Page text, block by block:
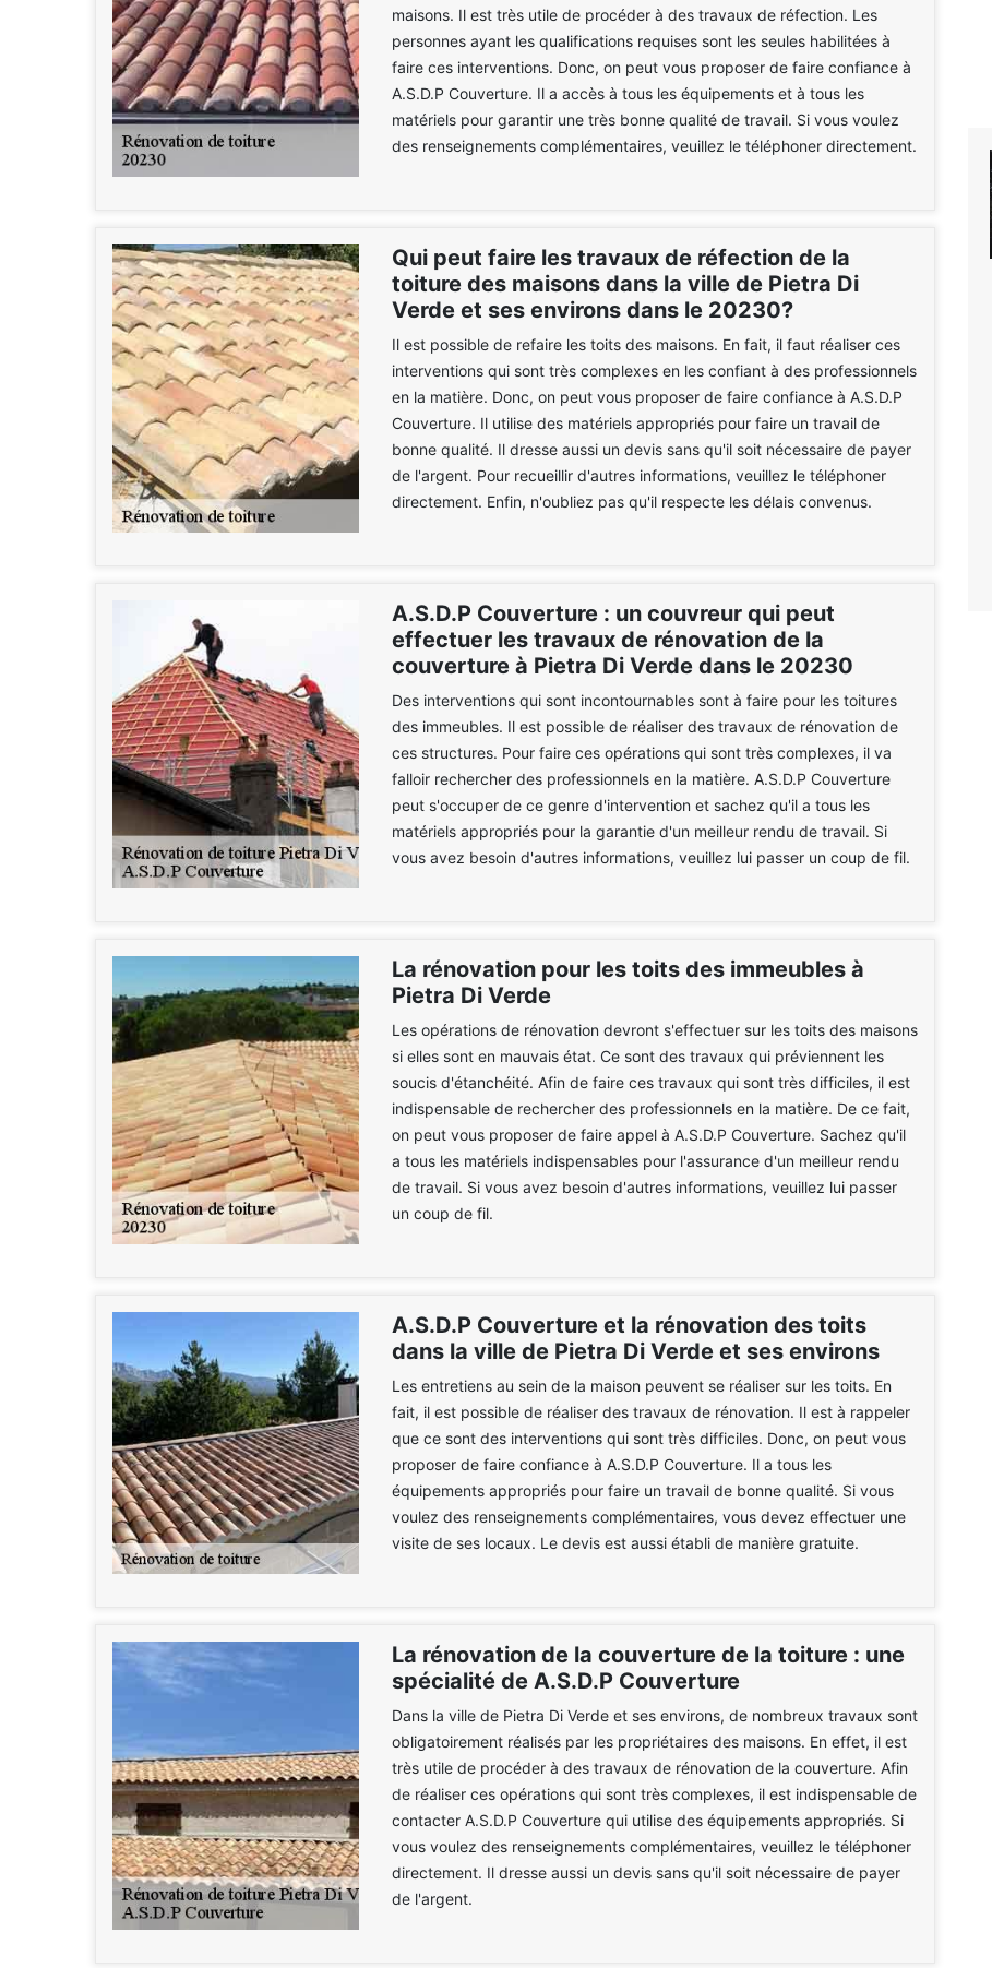
maisons. Il est très utile de procéder à des travaux de réfection. Les
personnes ayant les qualifications requises sont les seules habilitées à
faire ces interventions. Donc, on peut vous proposer de faire confiance à
A.S.D.P Couverture. Il a accès à tous les équipements et à tous les
matériels pour garantir une très bonne qualité de travail. Si vous voulez
des renseignements complémentaires, veuillez le téléphoner directement.
Qui peut faire les travaux de réfection de la
toiture des maisons dans la ville de Pietra Di
Verde et ses environs dans le 20230?
Il est possible de refaire les toits des maisons. En fait, il faut réaliser ces
interventions qui sont très complexes en les confiant à des professionnels
en la matière. Donc, on peut vous proposer de faire confiance à A.S.D.P
Couverture. Il utilise des matériels appropriés pour faire un travail de
bonne qualité. Il dresse aussi un devis sans qu'il soit nécessaire de payer
de l'argent. Pour recueillir d'autres informations, veuillez le téléphoner
directement. Enfin, n'oubliez pas qu'il respecte les délais convenus.
A.S.D.P Couverture : un couvreur qui peut
effectuer les travaux de rénovation de la
couverture à Pietra Di Verde dans le 20230
Des interventions qui sont incontournables sont à faire pour les toitures
des immeubles. Il est possible de réaliser des travaux de rénovation de
ces structures. Pour faire ces opérations qui sont très complexes, il va
falloir rechercher des professionnels en la matière. A.S.D.P Couverture
peut s'occuper de ce genre d'intervention et sachez qu'il a tous les
matériels appropriés pour la garantie d'un meilleur rendu de travail. Si
vous avez besoin d'autres informations, veuillez lui passer un coup de fil.
La rénovation pour les toits des immeubles à
Pietra Di Verde
Les opérations de rénovation devront s'effectuer sur les toits des maisons
si elles sont en mauvais état. Ce sont des travaux qui préviennent les
soucis d'étanchéité. Afin de faire ces travaux qui sont très difficiles, il est
indispensable de rechercher des professionnels en la matière. De ce fait,
on peut vous proposer de faire appel à A.S.D.P Couverture. Sachez qu'il
a tous les matériels indispensables pour l'assurance d'un meilleur rendu
de travail. Si vous avez besoin d'autres informations, veuillez lui passer
un coup de fil.
A.S.D.P Couverture et la rénovation des toits
dans la ville de Pietra Di Verde et ses environs
Les entretiens au sein de la maison peuvent se réaliser sur les toits. En
fait, il est possible de réaliser des travaux de rénovation. Il est à rappeler
que ce sont des interventions qui sont très difficiles. Donc, on peut vous
proposer de faire confiance à A.S.D.P Couverture. Il a tous les
équipements appropriés pour faire un travail de bonne qualité. Si vous
voulez des renseignements complémentaires, vous devez effectuer une
visite de ses locaux. Le devis est aussi établi de manière gratuite.
La rénovation de la couverture de la toiture : une
spécialité de A.S.D.P Couverture
Dans la ville de Pietra Di Verde et ses environs, de nombreux travaux sont
obligatoirement réalisés par les propriétaires des maisons. En effet, il est
très utile de procéder à des travaux de rénovation de la couverture. Afin
de réaliser ces opérations qui sont très complexes, il est indispensable de
contacter A.S.D.P Couverture qui utilise des équipements appropriés. Si
vous voulez des renseignements complémentaires, veuillez le téléphoner
directement. Il dresse aussi un devis sans qu'il soit nécessaire de payer
de l'argent.